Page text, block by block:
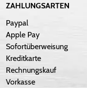
ZAHLUNGSARTEN
Paypal
Apple Pay
Sofortüberweisung
Kreditkarte
Rechnungskauf
Vorkasse